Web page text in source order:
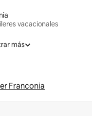
vacacionales
más
Franconia